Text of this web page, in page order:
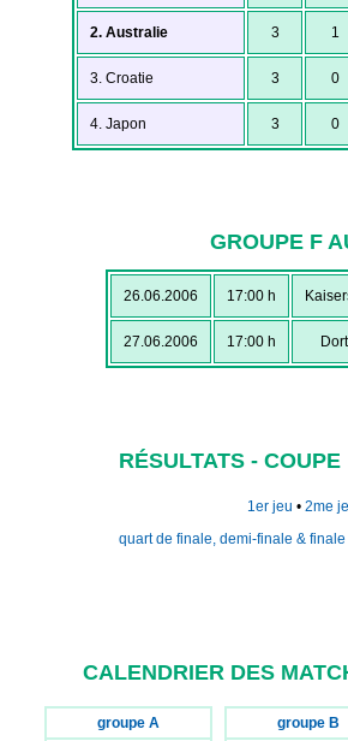
2. Australie 3 1
3. Croatie 3 0
4. Japon 3 0
GROUPE F
26.06.2006 17:00 h
27.06.2006 17:00 h
RÉSULTATS -
1er jeu • 2me
quart de finale, demi-finale & finale
CALENDRIER DES
groupe A
groupe B